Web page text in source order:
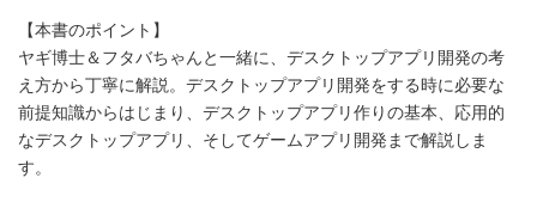
【本書のポイント】
ヤギ博士＆フタバちゃんと一緒に、デスクトップアプリ開発の考
え方から丁寧に解説。デスクトップアプリ開発をする時に必要な
前提知識からはじまり、デスクトップアプリ作りの基本、応用的
なデスクトップアプリ、そしてゲームアプリ開発まで解説しま
す。